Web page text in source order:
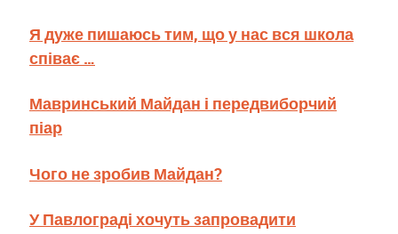
Я дуже пишаюсь тим, що у нас вся школа
співає …
Мавринський Майдан і передвиборчий
піар
Чого не зробив Майдан?
У Павлограді хочуть запровадити